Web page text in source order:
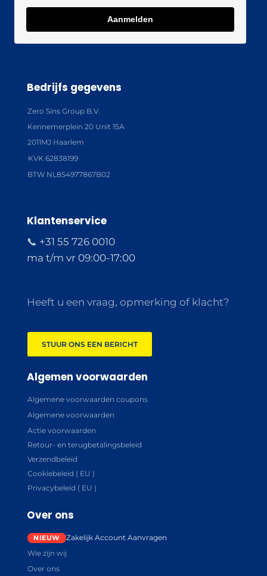
Aanmelden
Bedrijfs gegevens
Zero Sins Group B.V.
Kennemerplein 20 Unit 15A
2011MJ Haarlem
KVK 62838199
BTW NL854977867B02
Klantenservice
📞 +31 55 726 0010
ma t/m vr 09:00-17:00
Heeft u een vraag, opmerking of klacht?
STUUR ONS EEN BERICHT
Algemen voorwaarden
Algemene voorwaarden coupons
Algemene voorwaarden
Actie voorwaarden
Retour- en terugbetalingsbeleid
Verzendbeleid
Cookiebeleid ( EU )
Privacybeleid ( EU )
Over ons
Zakelijk Account Aanvragen
Wie zijn wij
Over ons